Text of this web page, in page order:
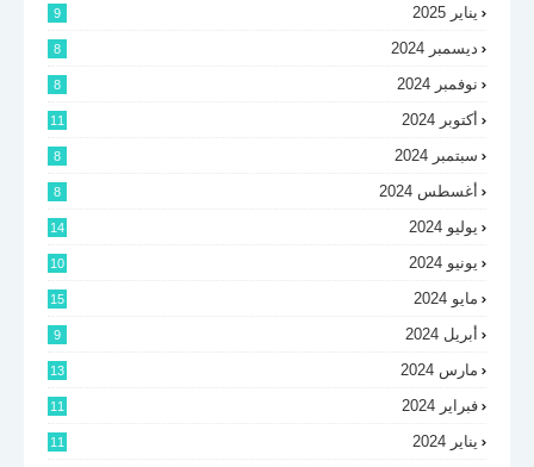
يناير 2025 9
ديسمبر 2024 8
نوفمبر 2024 8
أكتوبر 2024 11
سبتمبر 2024 8
أغسطس 2024 8
يوليو 2024 14
يونيو 2024 10
مايو 2024 15
أبريل 2024 9
مارس 2024 13
فبراير 2024 11
يناير 2024 11